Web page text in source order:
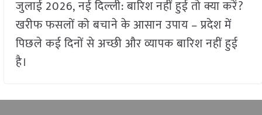
जुलाई 2026, नई दिल्ली: बारिश नहीं हुई तो क्या करें?
खरीफ फसलों को बचाने के आसान उपाय – प्रदेश में
पिछले कई दिनों से अच्छी और व्यापक बारिश नहीं हुई
है।